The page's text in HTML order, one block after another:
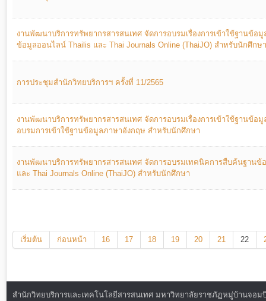
งานพัฒนาบริการทรัพยากรสารสนเทศ จัดการอบรมเรื่องการเข้าใช้ฐานข้อมู
ข้อมูลออนไลน์ Thailis และ Thai Journals Online (ThaiJO) สำหรับนักศึกษา
การประชุมสำนักวิทยบริการฯ ครั้งที่ 11/2565
งานพัฒนาบริการทรัพยากรสารสนเทศ จัดการอบรมเรื่องการเข้าใช้ฐานข้อมู
อบรมการเข้าใช้ฐานข้อมูลภาษาอังกฤษ สำหรับนักศึกษา
งานพัฒนาบริการทรัพยากรสารสนเทศ จัดการอบรมเทคนิคการสืบค้นฐานข้
และ Thai Journals Online (ThaiJO) สำหรับนักศึกษา
เริ่มต้น ก่อนหน้า 16 17 18 19 20 21 22
สำนักวิทยบริการและเทคโนโลยีสารสนเทศ มหาวิทยาลัยราชภัฏหมู่บ้านจอ